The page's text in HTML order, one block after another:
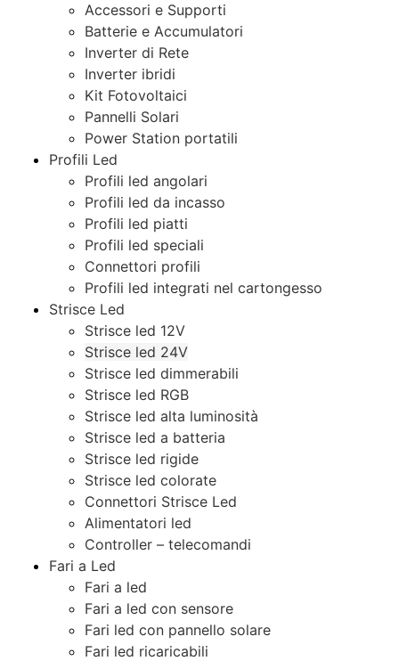
Accessori e Supporti
Batterie e Accumulatori
Inverter di Rete
Inverter ibridi
Kit Fotovoltaici
Pannelli Solari
Power Station portatili
Profili Led
Profili led angolari
Profili led da incasso
Profili led piatti
Profili led speciali
Connettori profili
Profili led integrati nel cartongesso
Strisce Led
Strisce led 12V
Strisce led 24V
Strisce led dimmerabili
Strisce led RGB
Strisce led alta luminosità
Strisce led a batteria
Strisce led rigide
Strisce led colorate
Connettori Strisce Led
Alimentatori led
Controller – telecomandi
Fari a Led
Fari a led
Fari a led con sensore
Fari led con pannello solare
Fari led ricaricabili